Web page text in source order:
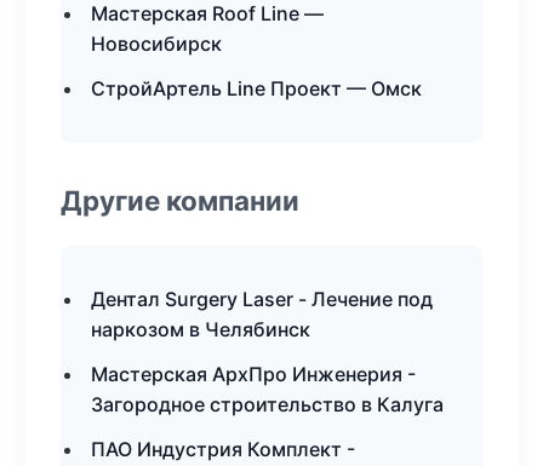
Мастерская Roof Line —
Новосибирск
СтройАртель Line Проект — Омск
Другие компании
Дентал Surgery Laser - Лечение под
наркозом в Челябинск
Мастерская АрхПро Инженерия -
Загородное строительство в Калуга
ПАО Индустрия Комплект -